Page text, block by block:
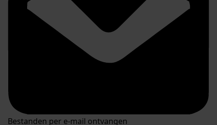
Bestanden per e-mail ontvangen